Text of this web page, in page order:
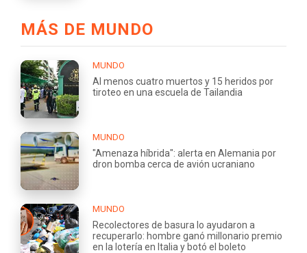
MÁS DE MUNDO
MUNDO
Al menos cuatro muertos y 15 heridos por
tiroteo en una escuela de Tailandia
MUNDO
"Amenaza híbrida": alerta en Alemania por
dron bomba cerca de avión ucraniano
MUNDO
Recolectores de basura lo ayudaron a
recuperarlo: hombre ganó millonario premio
en la lotería en Italia y botó el boleto